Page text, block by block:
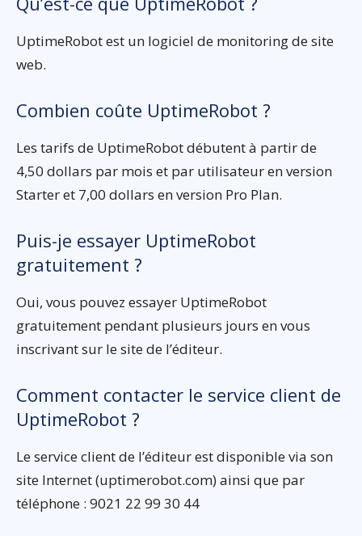
UptimeRobot est un logiciel de monitoring de site
web.
Combien coûte UptimeRobot ?
Les tarifs de UptimeRobot débutent à partir de
4,50 dollars par mois et par utilisateur en version
Starter et 7,00 dollars en version Pro Plan.
Puis-je essayer UptimeRobot
gratuitement ?
Oui, vous pouvez essayer UptimeRobot
gratuitement pendant plusieurs jours en vous
inscrivant sur le site de l’éditeur.
Comment contacter le service client de
UptimeRobot ?
Le service client de l’éditeur est disponible via son
site Internet (uptimerobot.com) ainsi que par
téléphone : 9021 22 99 30 44